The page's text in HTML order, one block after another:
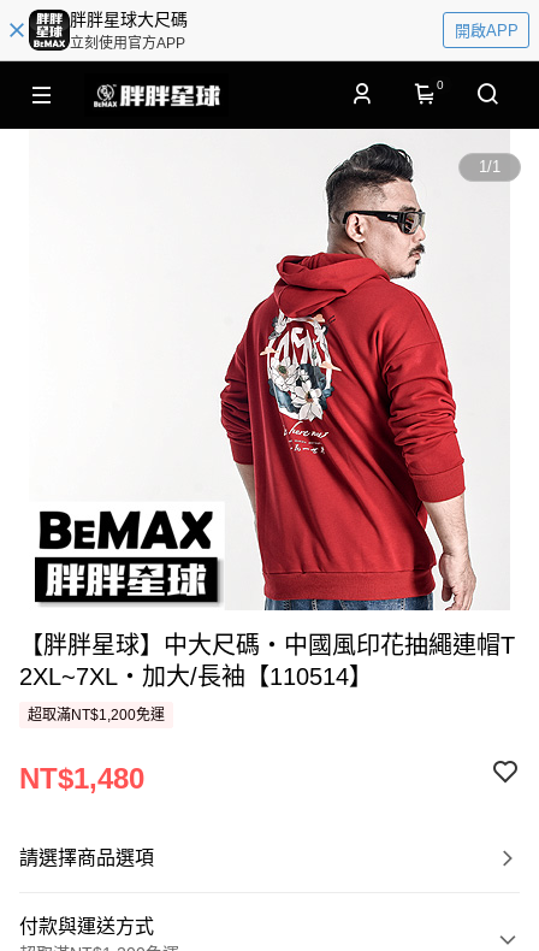
胖胖星球大尺碼
立刻使用官方APP
開啟APP
0
1/1
【胖胖星球】中大尺碼‧中國風印花抽繩連帽T
2XL~7XL‧加大/長袖【110514】
超取滿NT$1,200免運
NT$1,480
請選擇商品選項
付款與運送方式